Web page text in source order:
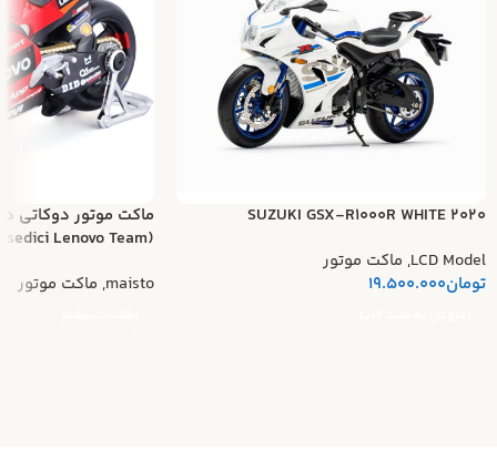
SUZUKI GSX-R1000R WHITE 2020
LCD Model
, ماکت موتور
تومان19.500.000
ماکت موتور دوکاتی
(Ducati Desmosedici Lenovo Team)
maisto
, ماکت موتور